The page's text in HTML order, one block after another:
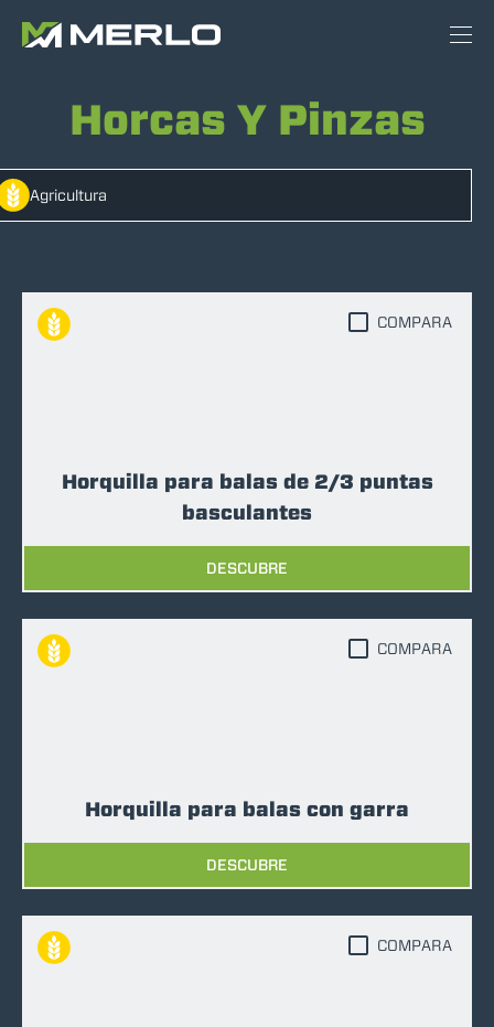
Horcas Y Pinzas
Agricultura
Horquilla para balas de 2/3 puntas
basculantes
DESCUBRE
COMPARA
Horquilla para balas con garra
DESCUBRE
COMPARA
COMPARA